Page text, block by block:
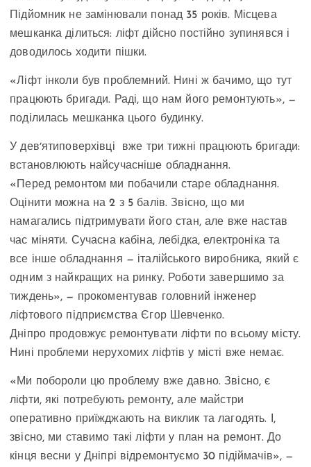
Підйомник не замінювали понад 35 років. Місцева
мешканка ділиться: ліфт дійсно постійно зупинявся і
доводилось ходити пішки.
«Ліфт інколи був проблемний. Нині ж бачимо, що тут
працюють бригади. Раді, що нам його ремонтують», —
поділилась мешканка цього будинку.
У девʼятиповерхівці вже три тижні працюють бригади:
встановлюють найсучасніше обладнання.
«Перед ремонтом ми побачили старе обладнання.
Оцінити можна на 2 з 5 балів. Звісно, що ми
намагались підтримувати його стан, але вже настав
час міняти. Сучасна кабіна, лебідка, електроніка та
все інше обладнання — італійського виробника, який є
одним з найкращих на ринку. Роботи завершимо за
тиждень», — прокоментував головний інженер
ліфтового підприємства Єгор Шевченко.
Дніпро продовжує ремонтувати ліфти по всьому місту.
Нині проблеми нерухомих ліфтів у місті вже немає.
«Ми побороли цю проблему вже давно. Звісно, є
ліфти, які потребують ремонту, але майстри
оперативно приїжджають на виклик та лагодять. І,
звісно, ми ставимо такі ліфти у план на ремонт. До
кінця весни у Дніпрі відремонтуємо 30 підіймачів», —